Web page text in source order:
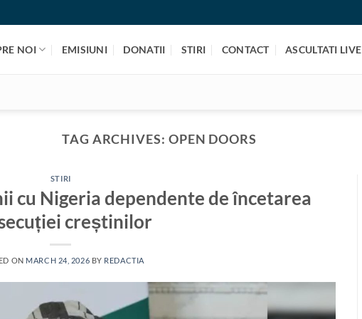
NOI EMISIUNI DONATII STIRI CONTACT ASCULTATI LIVE
TAG ARCHIVES: OPEN DOORS
STIRI
cu Nigeria dependente de încetarea
creștinilor
ON MARCH 24, 2026 BY REDACTIA